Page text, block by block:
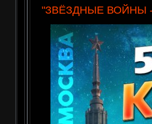
"ЗВЁЗДНЫЕ ВОЙНЫ -